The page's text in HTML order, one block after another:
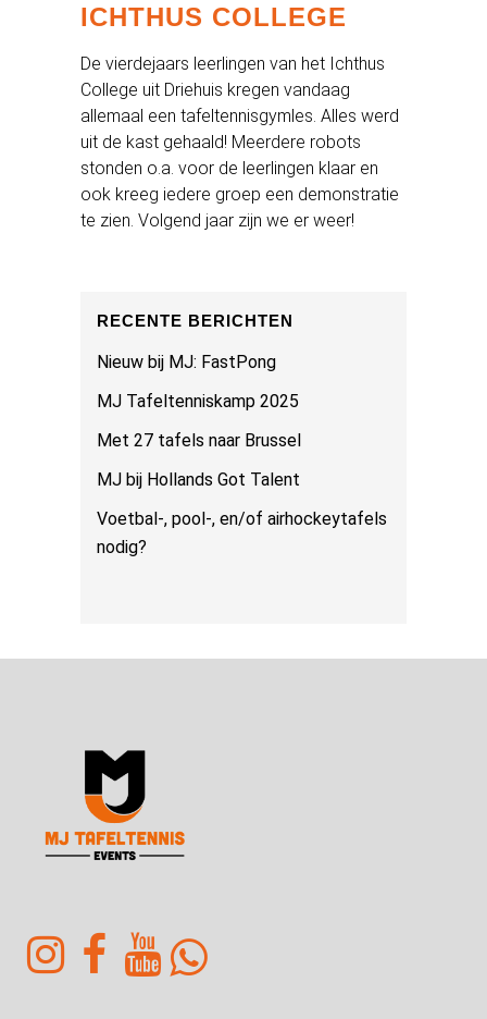
ICHTHUS COLLEGE
De vierdejaars leerlingen van het Ichthus
College uit Driehuis kregen vandaag
allemaal een tafeltennisgymles. Alles werd
uit de kast gehaald! Meerdere robots
stonden o.a. voor de leerlingen klaar en
ook kreeg iedere groep een demonstratie
te zien. Volgend jaar zijn we er weer!
RECENTE BERICHTEN
Nieuw bij MJ: FastPong
MJ Tafeltenniskamp 2025
Met 27 tafels naar Brussel
MJ bij Hollands Got Talent
Voetbal-, pool-, en/of airhockeytafels
nodig?